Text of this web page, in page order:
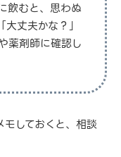
飲むと、思わぬ
丈夫かな？」
薬剤師に確認し
モしておくと、相談